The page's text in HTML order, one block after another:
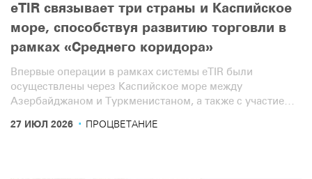
eTIR связывает три страны и Каспийское
море, способствуя развитию торговли в
рамках «Среднего коридора»
Впервые операции в рамках системы eTIR были
осуществлены через Каспийское море между
Азербайджаном и Туркменистаном, а также с участием
обеспечат дополнительную эффективность, скорость и
27 ИЮЛ 2026 · ПРОЦВЕТАНИЕ